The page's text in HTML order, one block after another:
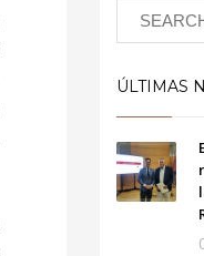
ÚLTIMAS